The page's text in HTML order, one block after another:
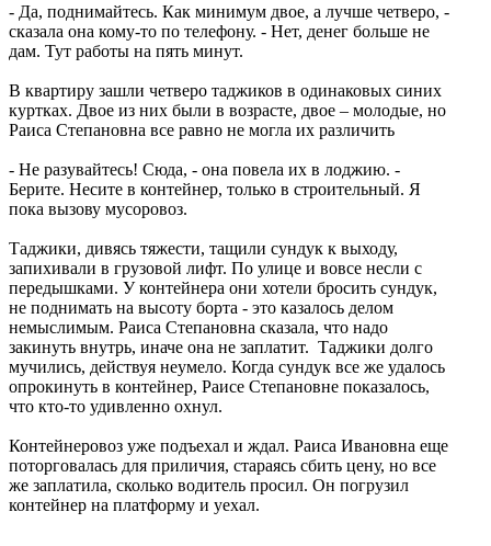
- Да, поднимайтесь. Как минимум двое, а лучше четверо, -
сказала она кому-то по телефону. - Нет, денег больше не
дам. Тут работы на пять минут.
В квартиру зашли четверо таджиков в одинаковых синих
куртках. Двое из них были в возрасте, двое – молодые, но
Раиса Степановна все равно не могла их различить
- Не разувайтесь! Сюда, - она повела их в лоджию. -
Берите. Несите в контейнер, только в строительный. Я
пока вызову мусоровоз.
Таджики, дивясь тяжести, тащили сундук к выходу,
запихивали в грузовой лифт. По улице и вовсе несли с
передышками. У контейнера они хотели бросить сундук,
не поднимать на высоту борта - это казалось делом
немыслимым. Раиса Степановна сказала, что надо
закинуть внутрь, иначе она не заплатит. Таджики долго
мучились, действуя неумело. Когда сундук все же удалось
опрокинуть в контейнер, Раисе Степановне показалось,
что кто-то удивленно охнул.
Контейнеровоз уже подъехал и ждал. Раиса Ивановна еще
поторговалась для приличия, стараясь сбить цену, но все
же заплатила, сколько водитель просил. Он погрузил
контейнер на платформу и уехал.